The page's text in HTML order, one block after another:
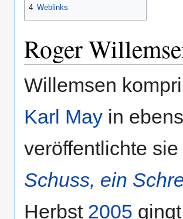
4 Weblinks
Roger
Willemsen
Karl May in
veröffentlichte
Schuss, ein
Herbst 2005